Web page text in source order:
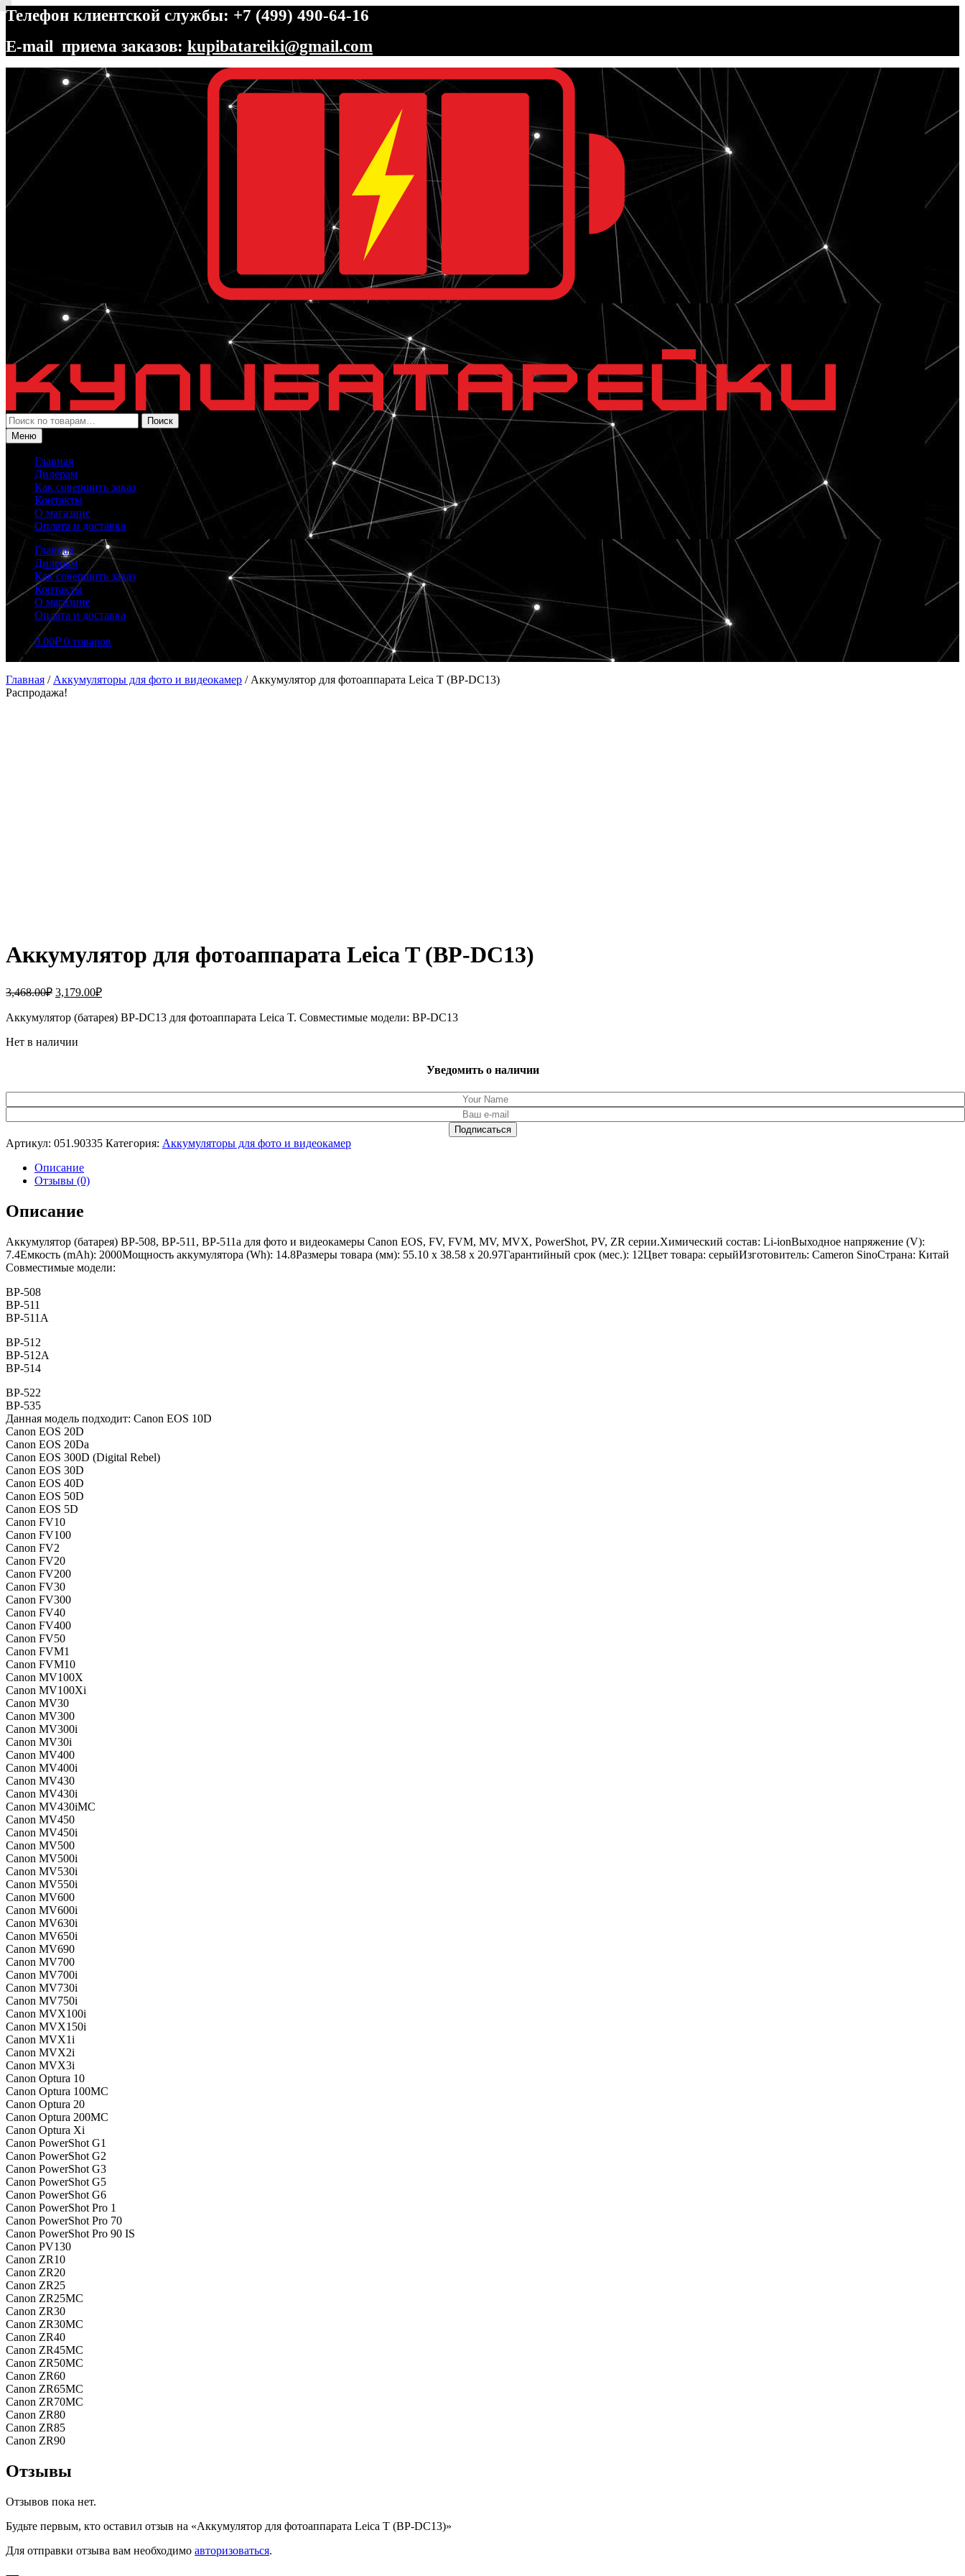
Телефон клиентской службы: +7 (499) 490-64-16
E-mail приема заказов: kupibatareiki@gmail.com
Перейти
навигации
Перейти
содержимому
Искать:
Поиск
Меню
Главная
Дилерам
Как совершить заказ
Контакты
О магазине
Оплата и доставка
Главная
Дилерам
Как совершить заказ
Контакты
О магазине
Оплата и доставка
0.00₽ 0 товаров
Главная / Аккумуляторы для фото и видеокамер / Аккумулятор для фотоаппарата Leica T (BP-DC13)
Распродажа!
Аккумулятор для фотоаппарата Leica T (BP-DC13)
3,468.00₽ Первоначальная
составляла
3,179.00₽Текущая
3,179.00₽.
Аккумулятор (батарея) BP-DC13 для фотоаппарата Leica T. Совместимые модели: BP-DC13
Нет в наличии
Уведомить о наличии
Артикул: 051.90335 Категория: Аккумуляторы для фото и видеокамер
Описание
Отзывы (0)
Описание
Аккумулятор (батарея) BP-508, BP-511, BP-511a для фото и видеокамеры Canon EOS, FV, FVM, MV, MVX, PowerShot, PV, ZR серии.Химический состав: Li-ionВыходное напряжение (V):
7.4Емкость (mAh): 2000Мощность аккумулятора (Wh): 14.8Размеры товара (мм): 55.10 x 38.58 x 20.97Гарантийный срок (мес.): 12Цвет товара: серыйИзготовитель: Cameron SinoСтрана: Китай
Совместимые модели:
BP-508
BP-511
BP-511A
BP-512
BP-512A
BP-514
BP-522
BP-535
Данная модель подходит: Canon EOS 10D
Canon EOS 20D
Canon EOS 20Da
Canon EOS 300D (Digital Rebel)
Canon EOS 30D
Canon EOS 40D
Canon EOS 50D
Canon EOS 5D
Canon FV10
Canon FV100
Canon FV2
Canon FV20
Canon FV200
Canon FV30
Canon FV300
Canon FV40
Canon FV400
Canon FV50
Canon FVM1
Canon FVM10
Canon MV100X
Canon MV100Xi
Canon MV30
Canon MV300
Canon MV300i
Canon MV30i
Canon MV400
Canon MV400i
Canon MV430
Canon MV430i
Canon MV430iMC
Canon MV450
Canon MV450i
Canon MV500
Canon MV500i
Canon MV530i
Canon MV550i
Canon MV600
Canon MV600i
Canon MV630i
Canon MV650i
Canon MV690
Canon MV700
Canon MV700i
Canon MV730i
Canon MV750i
Canon MVX100i
Canon MVX150i
Canon MVX1i
Canon MVX2i
Canon MVX3i
Canon Optura 10
Canon Optura 100MC
Canon Optura 20
Canon Optura 200MC
Canon Optura Xi
Canon PowerShot G1
Canon PowerShot G2
Canon PowerShot G3
Canon PowerShot G5
Canon PowerShot G6
Canon PowerShot Pro 1
Canon PowerShot Pro 70
Canon PowerShot Pro 90 IS
Canon PV130
Canon ZR10
Canon ZR20
Canon ZR25
Canon ZR25MC
Canon ZR30
Canon ZR30MC
Canon ZR40
Canon ZR45MC
Canon ZR50MC
Canon ZR60
Canon ZR65MC
Canon ZR70MC
Canon ZR80
Canon ZR85
Canon ZR90
Отзывы
Отзывов пока нет.
Будьте первым, кто оставил отзыв на «Аккумулятор для фотоаппарата Leica T (BP-DC13)»
Для отправки отзыва вам необходимо авторизоваться.